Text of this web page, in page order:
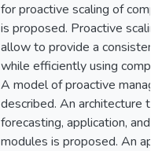
for proactive scaling of
is proposed. Proactive
allow to provide a
while efficiently using
A model of proactive
described. An architecture
forecasting, application, and
modules is proposed. An